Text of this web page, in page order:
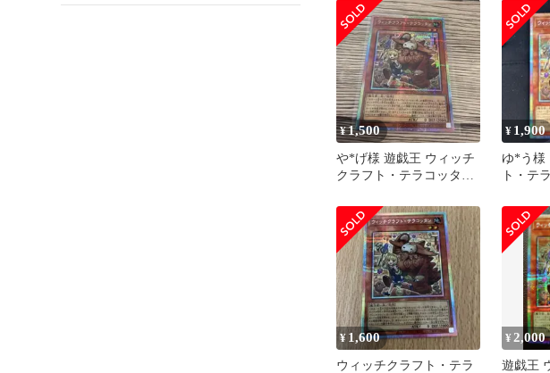
¥1,500
や*げ様 遊戯王 ウィッチ
クラフト・テラコッタン
¥ 1,900
ゆ*う様
ト・テ
¥ 1,600
ウィッチクラフト・テラ
¥ 2,000
遊戯王